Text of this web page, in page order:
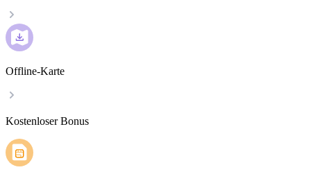
Offline-Karte
Kostenloser Bonus